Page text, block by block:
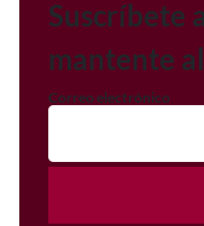
Suscríbete
mantente
Correo electrónico